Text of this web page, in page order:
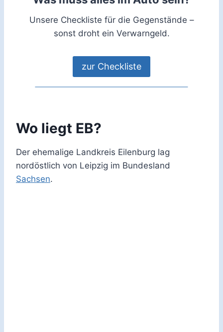
Unsere Checkliste für die Gegenstände –
sonst droht ein Verwarngeld.
zur Checkliste
Wo liegt EB?
Der ehemalige Landkreis Eilenburg lag
nordöstlich von Leipzig im Bundesland
Sachsen.